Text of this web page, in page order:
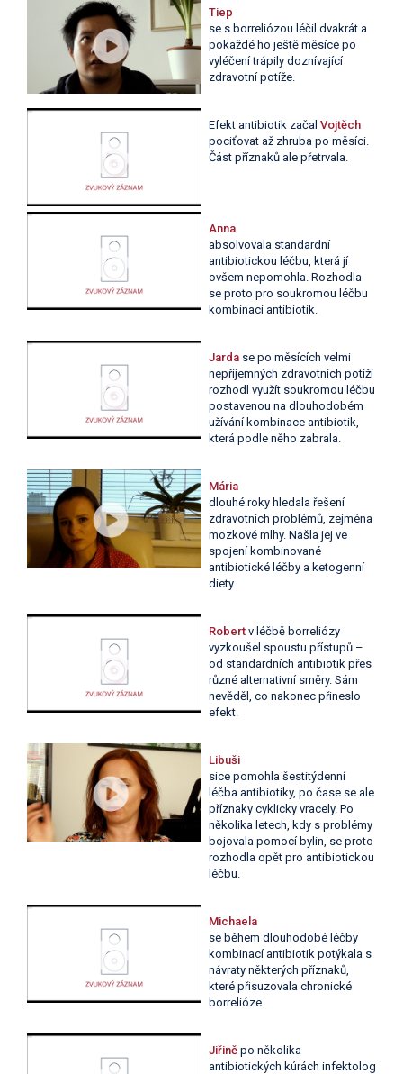
Tiep
se s borreliózou léčil dvakrát a
pokaždé ho ještě měsíce po
vyléčení trápily doznívající
zdravotní potíže.
Efekt antibiotik začal Vojtěch
pociťovat až zhruba po měsíci.
Část příznaků ale přetrvala.
Anna
absolvovala standardní
antibiotickou léčbu, která jí
ovšem nepomohla. Rozhodla
se proto pro soukromou léčbu
kombinací antibiotik.
Jarda se po měsících velmi
nepříjemných zdravotních potíží
rozhodl využít soukromou léčbu
postavenou na dlouhodobém
užívání kombinace antibiotik,
která podle něho zabrala.
Mária
dlouhé roky hledala řešení
zdravotních problémů, zejména
mozkové mlhy. Našla jej ve
spojení kombinované
antibiotické léčby a ketogenní
diety.
Robert v léčbě borreliózy
vyzkoušel spoustu přístupů –
od standardních antibiotik přes
různé alternativní směry. Sám
nevěděl, co nakonec přineslo
efekt.
Libuši
sice pomohla šestitýdenní
léčba antibiotiky, po čase se ale
příznaky cyklicky vracely. Po
několika letech, kdy s problémy
bojovala pomocí bylin, se proto
rozhodla opět pro antibiotickou
léčbu.
Michaela
se během dlouhodobé léčby
kombinací antibiotik potýkala s
návraty některých příznaků,
které přisuzovala chronické
borrelióze.
Jiřině po několika
antibiotických kúrách infektolog